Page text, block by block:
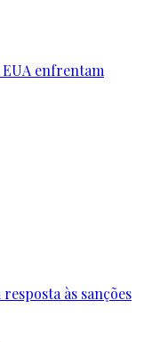
enfrentam
às sanções